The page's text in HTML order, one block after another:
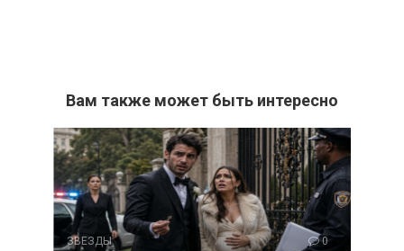
Вам также может быть интересно
ЗВЕЗДЫ 0